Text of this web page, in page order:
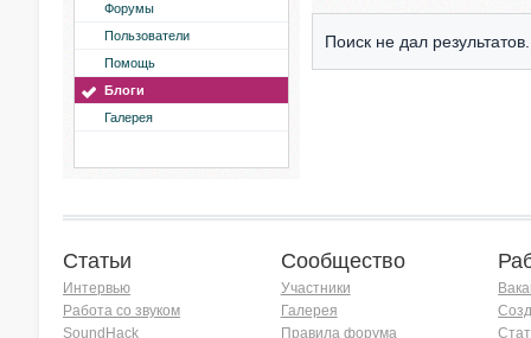
Форумы
Пользователи
Помощь
Блоги
Галерея
Поиск не дал результатов.
Статьи
Интервью
Работа со звуком
SoundHack
Сообщество
Участники
Галерея
Правила форума